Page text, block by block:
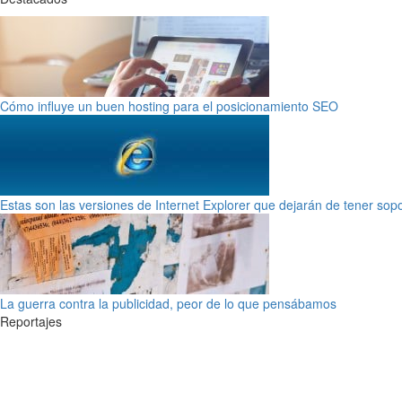
Cómo influye un buen hosting para el posicionamiento SEO
Estas son las versiones de Internet Explorer que dejarán de tener
La guerra contra la publicidad, peor de lo que pensábamos
Reportajes